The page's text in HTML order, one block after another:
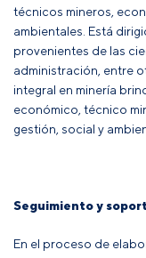
técnicos mineros,
ambientales. Está
provenientes de las
administración, entre
integral en minería
económico, técnico
gestión, social y
Seguimiento y
En el proceso de